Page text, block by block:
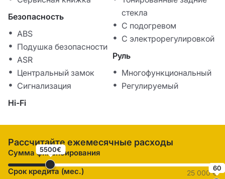
Безопасность
ABS
Подушка безопасности
ASR
Центральный замок
Сигнализация
Hi-Fi
стекла
С подогревом
С электрорегулировкой
Руль
Многофункциональный
Регулируемый
Рассчитайте ежемесячные расходы
Сумма финансирования
5500€
25 000 €
Срок кредита (мес.) 60